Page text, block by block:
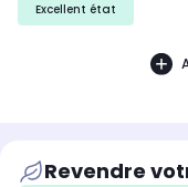
Excellent état
Revendre